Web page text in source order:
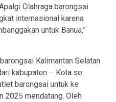
Olahraga barongsai
internasional karena
untuk Banua,”
Kalimantan Selatan
kabupaten – Kota se
barongsai untuk ke
2025 mendatang. Oleh